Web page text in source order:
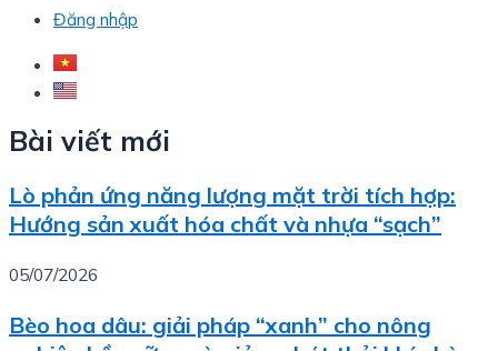
Đăng nhập
Bài viết mới
Lò phản ứng năng lượng mặt trời tích hợp:
Hướng sản xuất hóa chất và nhựa “sạch”
05/07/2026
Bèo hoa dâu: giải pháp “xanh” cho nông